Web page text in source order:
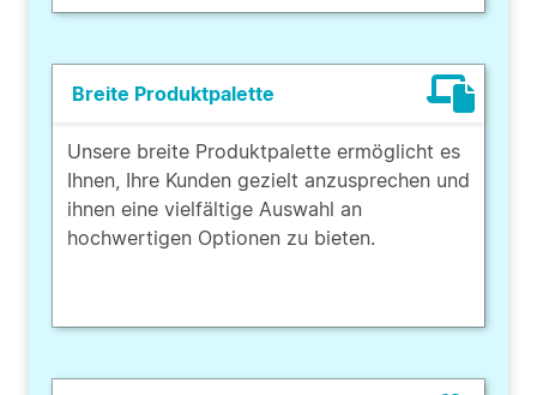
Breite Produktpalette
Unsere breite Produktpalette ermöglicht es
Ihnen, Ihre Kunden gezielt anzusprechen und
ihnen eine vielfältige Auswahl an
hochwertigen Optionen zu bieten.